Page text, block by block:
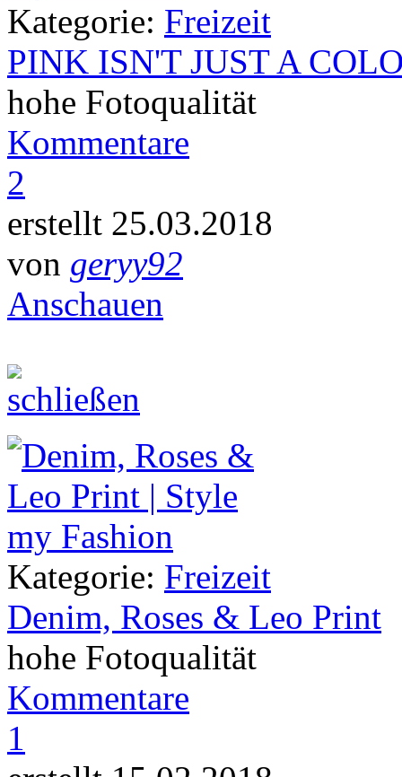
Kategorie: Freizeit
PINK ISN'T JUST A
hohe Fotoqualität
Kommentare
2
erstellt 25.03.2018
von geryy92
Anschauen
Kategorie: Freizeit
Denim, Roses & Leo Print
hohe Fotoqualität
Kommentare
1